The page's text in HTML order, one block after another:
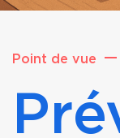
Point de vue